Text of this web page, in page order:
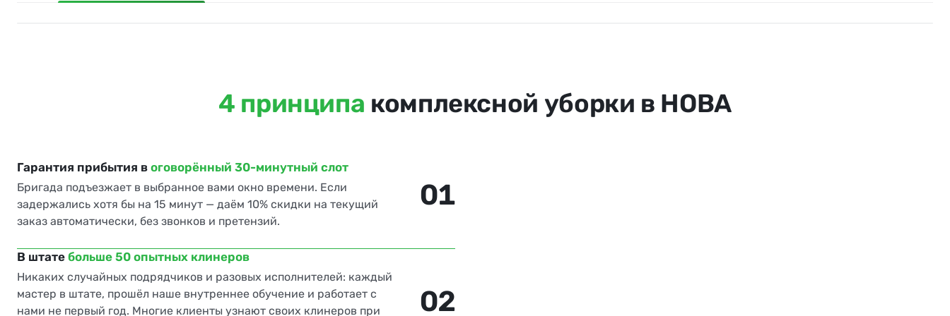
Помоем столешницу и кухонный фартук
Протрём бытовую технику снаружи
Вынесем бытовой мусор
Помоем плиту и варочную панель
4 принципа комплексной уборки в НОВА
Гарантия прибытия в оговорённый 30-минутный слот
Бригада подъезжает в выбранное вами окно времени. Если
задержались хотя бы на 15 минут — даём 10% скидки на текущий
заказ автоматически, без звонков и претензий.
01
В штате больше 50 опытных клинеров
Никаких случайных подрядчиков и разовых исполнителей: каждый
мастер в штате, прошёл наше внутреннее обучение и работает с
нами не первый год. Многие клиенты узнают своих клинеров при
02